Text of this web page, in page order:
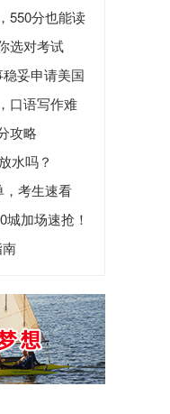
550分也能读
选对考试
妥申请美国
口语写作难
攻略
水吗？
，考生速看
加场速抢！